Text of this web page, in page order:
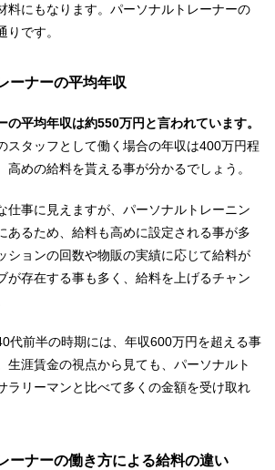
料にもなります。パーソナルトレーナーの
です。
ーナーの平均年収
の平均年収は約550万円と言われています。
スタッフとして働く場合の年収は400万円程
高めの給料を貰える事が分かるでしょう。
仕事に見えますが、パーソナルトレーニン
あるため、給料も高めに設定される事が多
ションの回数や物販の実績に応じて給料が
が存在する事も多く、給料を上げるチャン
代前半の時期には、年収600万円を超える事
生涯賃金の視点から見ても、パーソナルト
ラリーマンと比べて多くの金額を受け取れ
ーナーの働き方による給料の違い